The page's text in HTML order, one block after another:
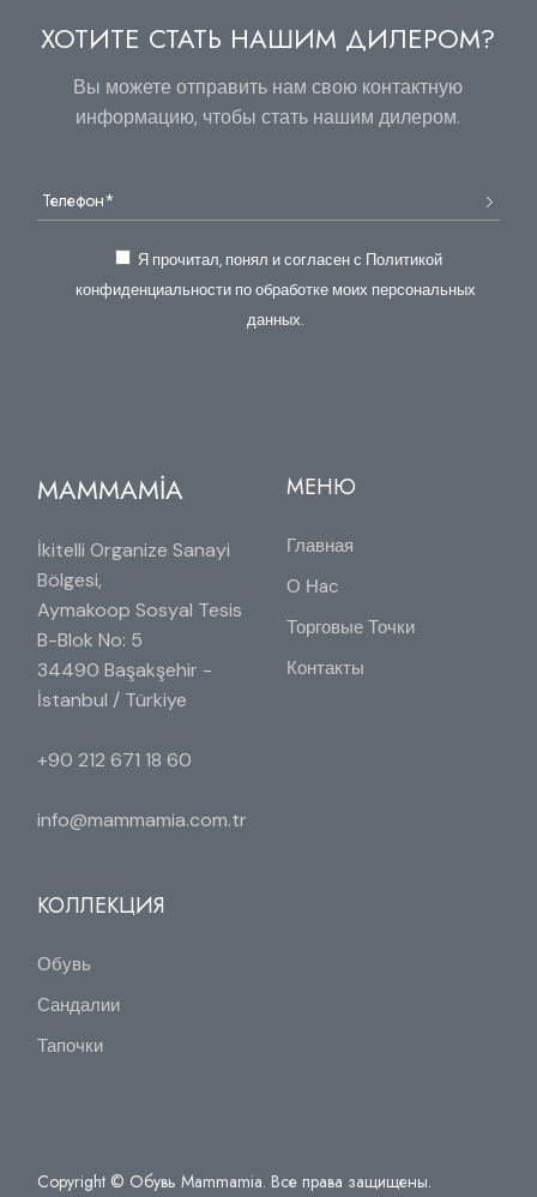
ХОТИТЕ СТАТЬ НАШИМ ДИЛЕРОМ?
Вы можете отправить нам свою контактную
информацию, чтобы стать нашим дилером.
Я прочитал, понял и согласен с Политикой
конфиденциальности по обработке моих персональных
данных.
MAMMAMİA
İkitelli Organize Sanayi
Bölgesi,
Aymakoop Sosyal Tesis
B-Blok No: 5
34490 Başakşehir -
İstanbul / Türkiye
+90 212 671 18 60
info@mammamia.com.tr
МЕНЮ
Главная
О Нac
Торговые Точки
Контакты
КОЛЛЕКЦИЯ
Обувь
Сандалии
Тапочки
Copyright © Обувь Mammamia. Все права защищены.